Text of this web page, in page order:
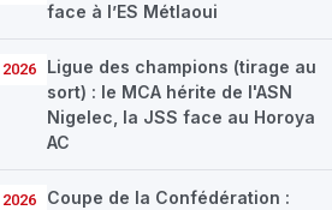
face à l’ES Métlaoui
2026
Ligue des champions (tirage au
sort) : le MCA hérite de l'ASN
Nigelec, la JSS face au Horoya
AC
2026
Coupe de la Confédération :